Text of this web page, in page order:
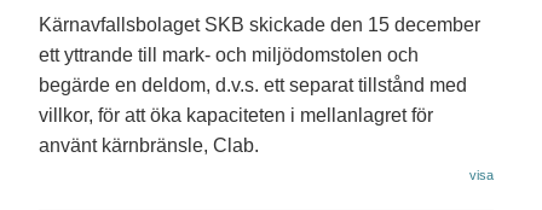
Kärnavfallsbolaget SKB skickade den 15 december
ett yttrande till mark- och miljödomstolen och
begärde en deldom, d.v.s. ett separat tillstånd med
villkor, för att öka kapaciteten i mellanlagret för
använt kärnbränsle, Clab.
visa